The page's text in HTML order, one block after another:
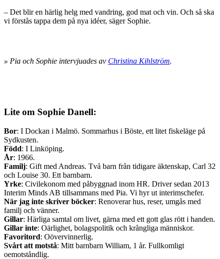
– Det blir en härlig helg med vandring, god mat och vin. Och så ska
vi förstås tappa dem på nya idéer, säger Sophie.
» Pia och Sophie intervjuades av Christina Kihlström.
Lite om Sophie Danell:
Bor: I Dockan i Malmö. Sommarhus i Böste, ett litet fiskeläge på
Sydkusten.
Född: I Linköping.
År: 1966.
Familj: Gift med Andreas. Två barn från tidigare äktenskap, Carl 32
och Louise 30. Ett barnbarn.
Yrke: Civilekonom med påbyggnad inom HR. Driver sedan 2013
Interim Minds AB tillsammans med Pia. Vi hyr ut interimschefer.
När jag inte skriver böcker: Renoverar hus, reser, umgås med
familj och vänner.
Gillar: Härliga samtal om livet, gärna med ett gott glas rött i handen.
Gillar inte: Oärlighet, bolagspolitik och krångliga människor.
Favoritord: Oövervinnerlig.
Svårt att motstå: Mitt barnbarn William, 1 år. Fullkomligt
oemotståndlig.